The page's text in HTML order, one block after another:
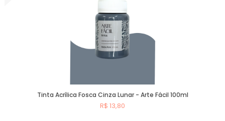
Tinta Acrílica Fosca Cinza Lunar - Arte Fácil 100ml
R$ 13,80